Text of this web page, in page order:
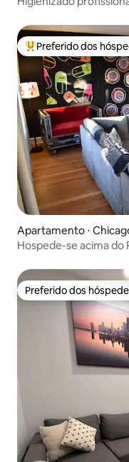
Entre os melhores
Preferido dos
Apartamento ⋅
Hospede-se acima do
Preferido dos
Preferido dos